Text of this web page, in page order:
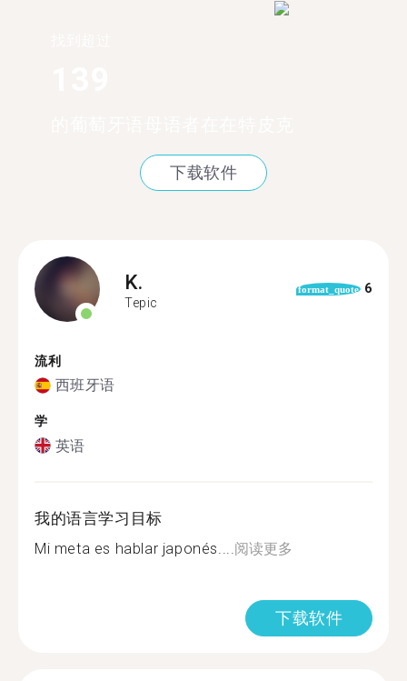
下载软件
K.
Tepic
format_quote 6
流利
西班牙语
学
英语
我的语言学习目标
Mi meta es hablar japonés.... 阅读更多
下载软件